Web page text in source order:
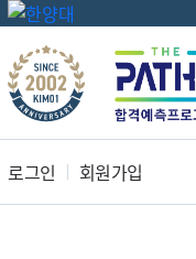
로그인 회원가입